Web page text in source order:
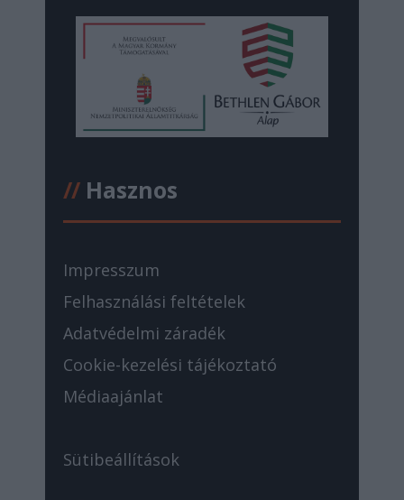
//Hasznos
Impresszum
Felhasználási feltételek
Adatvédelmi záradék
Cookie-kezelési tájékoztató
Médiaajánlat
Sütibeállítások